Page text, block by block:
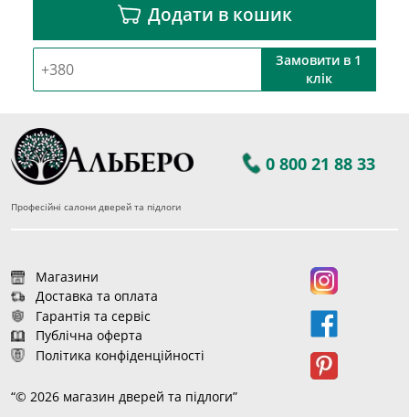
Додати в кошик
Замовити в 1
клік
0 800 21 88 33
Професійні салони дверей та підлоги
Магазини
Доставка та оплата
Гарантія та сервіс
Публічна оферта
Політика конфіденційності
“© 2026 магазин дверей та підлоги”